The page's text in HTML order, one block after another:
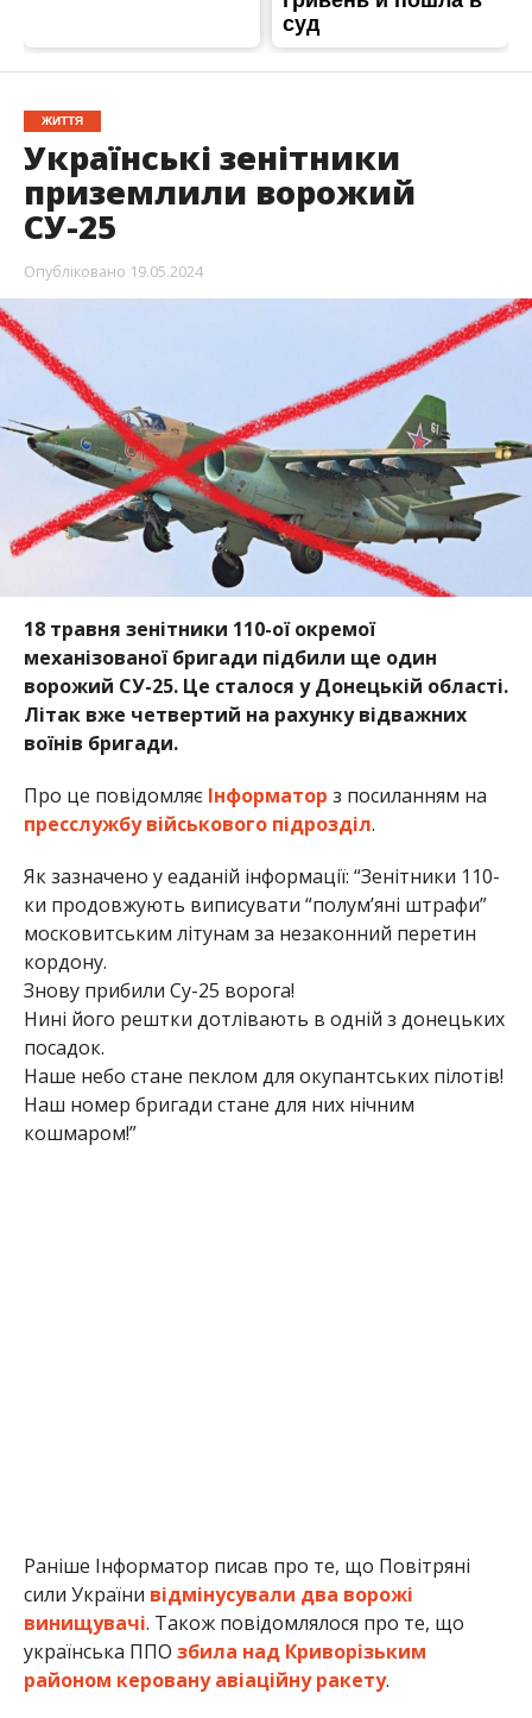
ЖИТТЯ
Українські зенітники
приземлили ворожий
СУ-25
Опубліковано 19.05.2024
18 травня зенітники 110-ої окремої
механізованої бригади підбили ще один
ворожий СУ-25. Це сталося у Донецькій області.
Літак вже четвертий на рахунку відважних
воїнів бригади.
Про це повідомляє Інформатор з посиланням на
пресслужбу військового підрозділ.
Як зазначено у еаданій інформації: “Зенітники 110-
ки продовжують виписувати “полумʼяні штрафи”
московитським літунам за незаконний перетин
кордону.
Знову прибили Су-25 ворога!
Нині його рештки дотлівають в одній з донецьких
посадок.
Наше небо стане пеклом для окупантських пілотів!
Наш номер бригади стане для них нічним
кошмаром!”
Раніше Інформатор писав про те, що Повітряні
сили України відмінусували два ворожі
винищувачі. Також повідомлялося про те, що
українська ППО збила над Криворізьким
районом керовану авіаційну ракету.